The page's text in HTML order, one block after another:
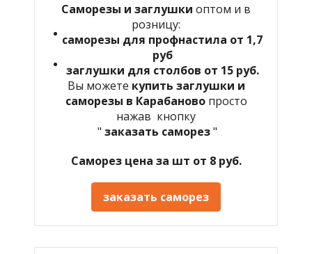
Саморезы и заглушки оптом и в
розницу:
саморезы для профнастила от 1,7
руб
заглушки для столбов от 15 руб.
Вы можете купить заглушки и
саморезы в Карабаново просто
нажав кнопку
" заказать саморез"
Саморез цена за шт от 8 руб.
заказать саморез